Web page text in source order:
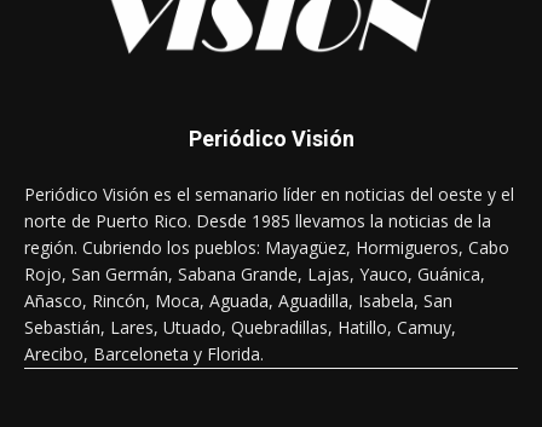
Periódico Visión
Periódico Visión es el semanario líder en noticias del oeste y el
norte de Puerto Rico. Desde 1985 llevamos la noticias de la
región. Cubriendo los pueblos: Mayagüez, Hormigueros, Cabo
Rojo, San Germán, Sabana Grande, Lajas, Yauco, Guánica,
Añasco, Rincón, Moca, Aguada, Aguadilla, Isabela, San
Sebastián, Lares, Utuado, Quebradillas, Hatillo, Camuy,
Arecibo, Barceloneta y Florida.